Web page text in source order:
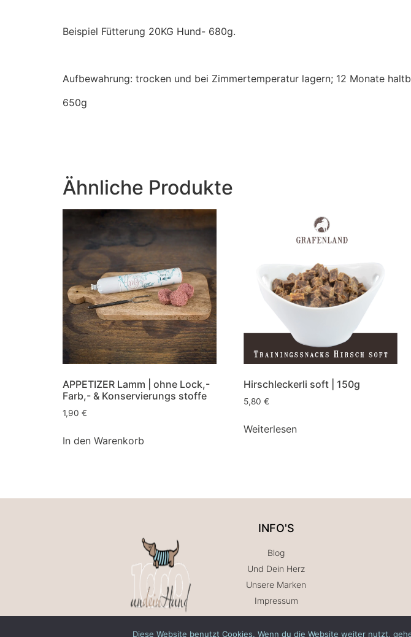
Beispiel Fütterung 20KG Hund- 680g.
Aufbewahrung: trocken und bei Zimmertemperatur lagern; 12 Monate
650g
Ähnliche Produkte
APPETIZER Lamm | ohne Lock,-
Farb,- & Konservierungs stoffe
1,90 €
In den Warenkorb
Hirschleckerli soft | 150g
5,80 €
Weiterlesen
INFO'S
Blog
Und Dein Herz
Unsere Marken
Impressum
Diese Website benutzt Cookies. Wenn du die Website weiter nutzt,